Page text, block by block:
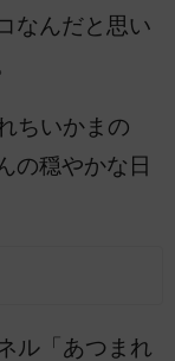
なんだと思い
ちいかまの
の穏やかな日
ル「あつまれ